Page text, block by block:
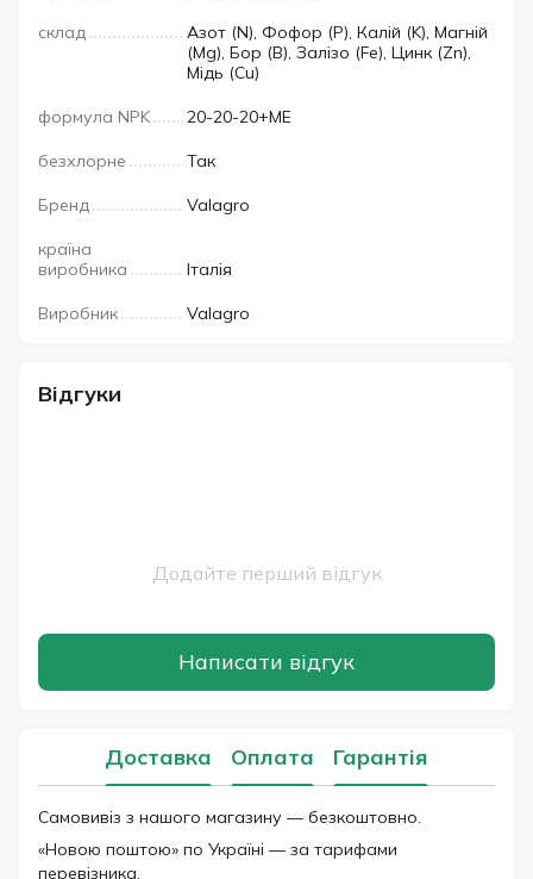
склад
Азот (N), Фофор (P), Калій (K), Магній
(Mg), Бор (B), Залізо (Fe), Цинк (Zn),
Мідь (Cu)
формула NPK 20-20-20+МЕ
безхлорне Так
Бренд Valagro
країна
виробника
Італія
Виробник Valagro
Відгуки
Додайте перший відгук
Написати відгук
Доставка Оплата Гарантія
Самовивіз з нашого магазину — безкоштовно.
«Новою поштою» по Україні — за тарифами
перевізника.